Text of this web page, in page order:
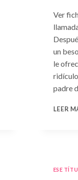
Ver
un
le
padre
LEER
ESE